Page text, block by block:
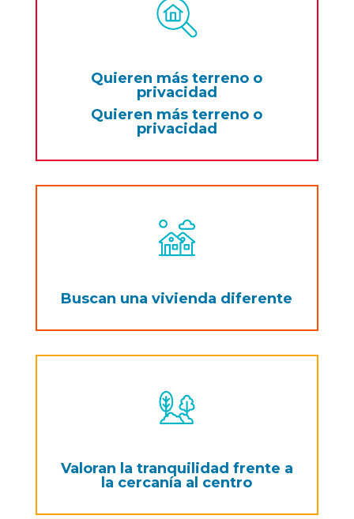
Quieren más terreno o
privacidad
Quieren más terreno o
privacidad
Buscan una vivienda diferente
Valoran la tranquilidad frente a
la cercanía al centro